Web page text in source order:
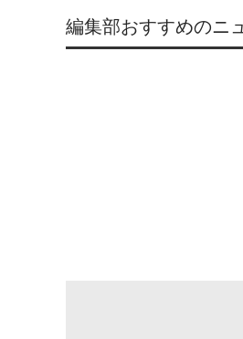
編集部おすすめのニ